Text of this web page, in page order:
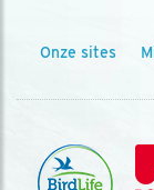
Onze sites